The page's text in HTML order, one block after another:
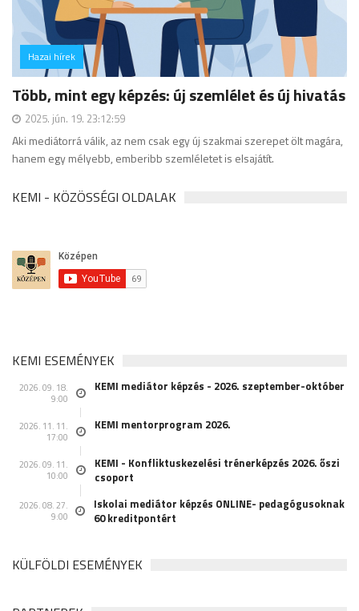
Hazai hírek
hozzászólás
Több, mint egy képzés: új szemlélet és új hivatás
2025. jún. 19. 23:12:59
Aki mediátorrá válik, az nem csak egy új szakmai szerepet ölt magára,
hanem egy mélyebb, emberibb szemléletet is elsajátít.
KEMI - KÖZÖSSÉGI OLDALAK
KEMI ESEMÉNYEK
2026. 09. 18.
9:00
KEMI mediátor képzés - 2026. szeptember-október
2026. 11. 11.
17:00
KEMI mentorprogram 2026.
2026. 09. 11.
10:00
KEMI - Konfliktuskezelési trénerképzés 2026. őszi
csoport
2026. 08. 27.
9:00
Iskolai mediátor képzés ONLINE- pedagógusoknak
60 kreditpontért
KÜLFÖLDI ESEMÉNYEK